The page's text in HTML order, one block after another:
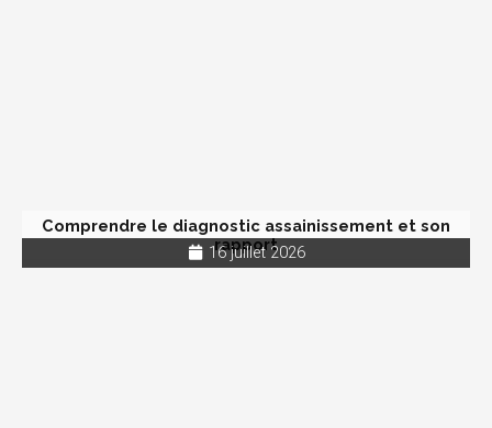
Comprendre le diagnostic assainissement et son
rapport
16 juillet 2026